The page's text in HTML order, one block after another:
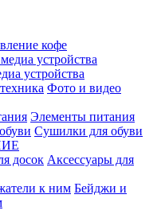
кофе
устройства
Фото и видео
Элементы питания
Сушилки для обуви
Аксессуары для
Бейджи и